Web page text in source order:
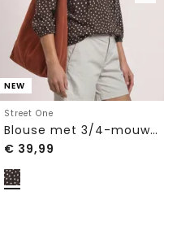
NEW
Street One
Blouse met 3/4-mouwen, split in de hals en bandjes
€ 39,99